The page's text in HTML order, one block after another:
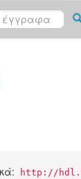
http://